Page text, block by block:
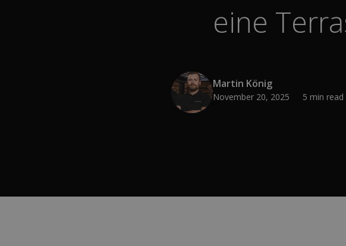
eine
Martin König
November 20, 2025 5 min read